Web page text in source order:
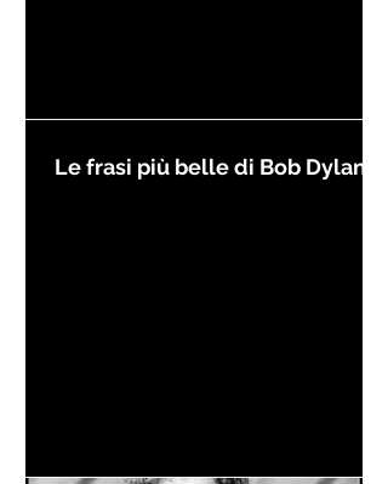
Le frasi più belle di Bob Dylan